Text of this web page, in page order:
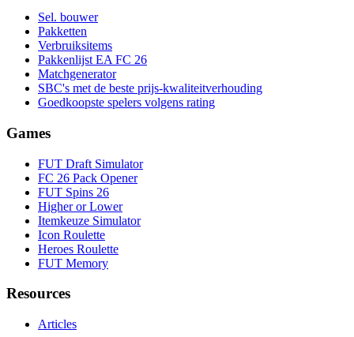
Sel. bouwer
Pakketten
Verbruiksitems
Pakkenlijst EA FC 26
Matchgenerator
SBC's met de beste prijs-kwaliteitverhouding
Goedkoopste spelers volgens rating
Games
FUT Draft Simulator
FC 26 Pack Opener
FUT Spins 26
Higher or Lower
Itemkeuze Simulator
Icon Roulette
Heroes Roulette
FUT Memory
Resources
Articles